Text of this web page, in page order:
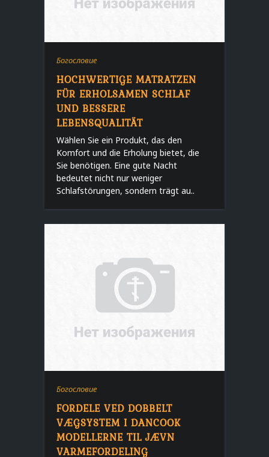
Богословие
HOCHWERTIGE MATRATZEN
FÜR ERHOLSAMEN SCHLAF
UND BESSERE
LEBENSQUALITÄT
Wählen Sie ein Produkt, das den
Komfort und die Erholung bietet, die
Sie benötigen. Eine gute Nacht
bedeutet nicht nur weniger
Schlafstörungen, sondern trägt au..
Богословие
FORDELE VED DOBBELT
VÆGSYSTEM I DANCOOK
MODELLERNE TIL JÆVN
VARMEFORDELING